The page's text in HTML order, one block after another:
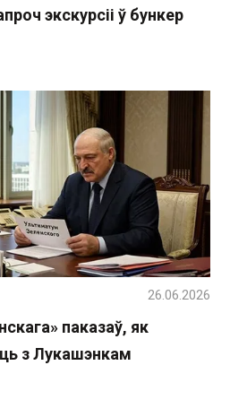
экскурсіі ў бункер
паказаў, як
з Лукашэнкам
26.06.2026